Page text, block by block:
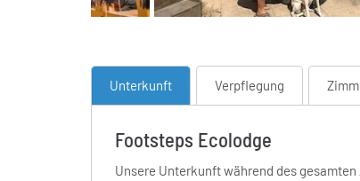
Unterkunft Verpflegung
Footsteps Ecolodge
Unsere Unterkunft während des